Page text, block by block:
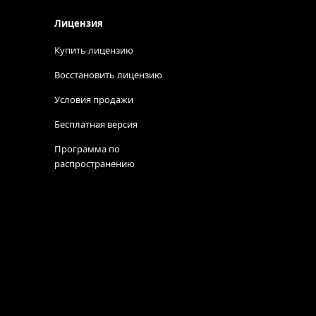
Лицензия
Купить лицензию
Восстановить лицензию
Условия продажи
Бесплатная версия
Программа по
распространению